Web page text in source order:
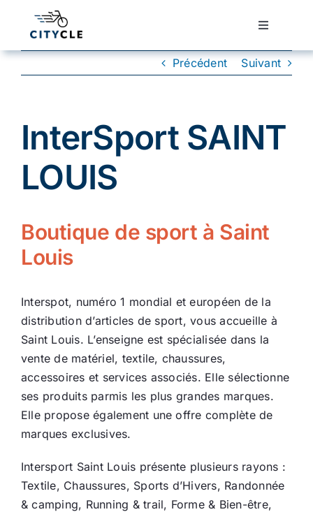
Toggle
Vélos de ville
Conseils
Ecologie
Précédent Suivant
InterSport SAINT
LOUIS
Boutique de sport à Saint
Louis
Interspot, numéro 1 mondial et européen de la
distribution d’articles de sport, vous accueille à
Saint Louis. L’enseigne est spécialisée dans la
vente de matériel, textile, chaussures,
accessoires et services associés. Elle sélectionne
ses produits parmis les plus grandes marques.
Elle propose également une offre complète de
marques exclusives.
Intersport Saint Louis présente plusieurs rayons :
Textile, Chaussures, Sports d’Hivers, Randonnée
& camping, Running & trail, Forme & Bien-être,